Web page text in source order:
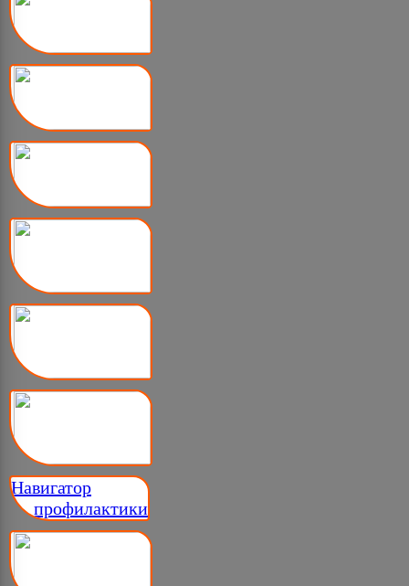
Навигатор
__ профилактики